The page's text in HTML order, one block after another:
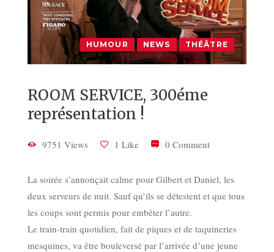
HUMOUR NEWS THÉÂTRE
ROOM SERVICE, 300éme
représentation !
9751 Views 1 Like 0 Comment
La soirée s’annonçait calme pour Gilbert et Daniel, les
deux serveurs de nuit. Sauf qu’ils se détestent et que tous
les coups sont permis pour embêter l’autre.
Le train-train quotidien, fait de piques et de taquineries
mesquines, va être bouleversé par l’arrivée d’une jeune